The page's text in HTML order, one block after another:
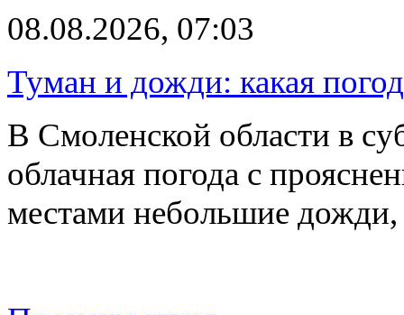
08.08.2026, 07:03
Туман и дожди: какая
В Смоленской области в
облачная погода с
местами небольшие